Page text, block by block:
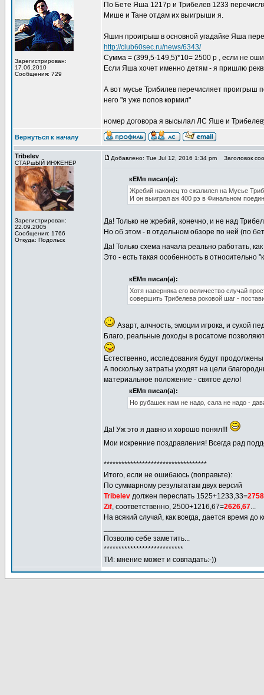
Зарегистрирован:
17.06.2010
Сообщения: 729
По Бете Яша 1217р и Трибелев 1233
Мише и Тане отдам их выигрыши я.
Яшин проигрыш в основной угадайке Яша
http://club60sec.ru/news/6343/
Сумма = (399,5-149,5)*10= 2500 р , если не
Если Яша хочет именно детям - я пришлю
А вот мусье Трибилев перечисляет проигрыш
него "я уже попов кормил"
номер договора я высылал ЛС Яше и
Вернуться к началу
Tribelev
СТАРшЫЙ ИНЖЕНЕР
Зарегистрирован:
22.09.2005
Сообщения: 1766
Откуда: Подольск
Добавлено: Tue Jul 12, 2016 1:34 pm Заголовок
кЕМп писал(а):
Жребий наконец то сжалился на Мусье
И он выиграл аж 400 рэ в Финальном
Да! Только не жребий, конечно, и не над
Но об этом - в отдельном обзоре по ней (по
Да! Только схема начала реально работать,
Это - есть такая особенность в относительно
кЕМп писал(а):
Хотя наверняка его величество случай
совершить Трибелева роковой шаг -
Азарт, алчность, эмоции игрока, и сухой
Благо, реальные доходы в росатоме
Естественно, исследования будут
А поскольку затраты уходят на цели
материальное положение - святое дело!
кЕМп писал(а):
Но рубашек нам не надо, сала не надо -
Да! Уж это я давно и хорошо понял!!!
Мои искренние поздравления! Всегда рад
***********************************
Итого, если не ошибаюсь (поправьте):
По суммарному результатам двух версий
Tribelev должен переслать 1525+1233,33=
Zif, соответственно, 2500+1216,67=2626,67...
На всякий случай, как всегда, дается время
Позволю себе заметить...
***************************
ТИ: мнение может и совпадать:-))